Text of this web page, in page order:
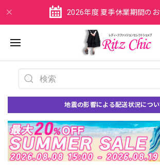
2026年度 夏季休業期間の
地震の影響による配送状況につい